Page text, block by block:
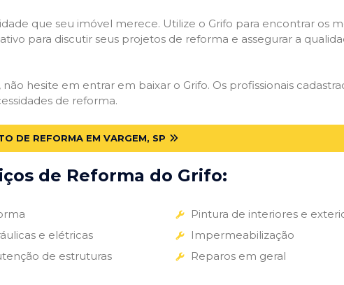
que seu imóvel merece. Utilize o Grifo para encontrar os
para discutir seus projetos de reforma e assegurar a
, não hesite em entrar em baixar o Grifo. Os profissionais
de reforma.
DE REFORMA EM VARGEM, SP
de Reforma do Grifo:
e elétricas
de estruturas
Pintura de interiores e
Impermeabilização
Reparos em geral